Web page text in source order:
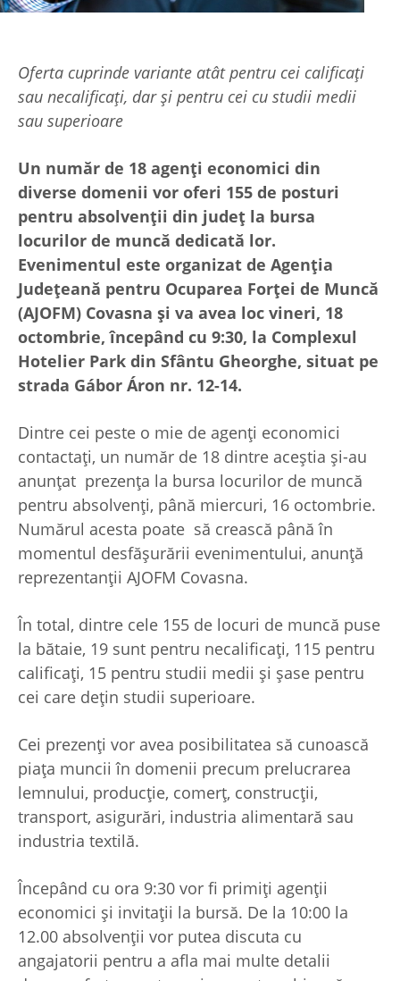
Oferta cuprinde variante atât pentru cei calificați
sau necalificați, dar și pentru cei cu studii medii
sau superioare
Un număr de 18 agenți economici din
diverse domenii vor oferi 155 de posturi
pentru absolvenții din județ la bursa
locurilor de muncă dedicată lor.
Evenimentul este organizat de Agenţia
Judeţeană pentru Ocuparea Forţei de Muncă
(AJOFM) Covasna și va avea loc vineri, 18
octombrie, începând cu 9:30, la Complexul
Hotelier Park din Sfântu Gheorghe, situat pe
strada Gábor Áron nr. 12-14.
Dintre cei peste o mie de agenți economici
contactați, un număr de 18 dintre aceștia și-au
anunțat prezența la bursa locurilor de muncă
pentru absolvenți, până miercuri, 16 octombrie.
Numărul acesta poate să crească până în
momentul desfășurării evenimentului, anunță
reprezentanții AJOFM Covasna.
În total, dintre cele 155 de locuri de muncă puse
la bătaie, 19 sunt pentru necalificați, 115 pentru
calificați, 15 pentru studii medii și șase pentru
cei care dețin studii superioare.
Cei prezenți vor avea posibilitatea să cunoască
piața muncii în domenii precum prelucrarea
lemnului, producție, comerț, construcții,
transport, asigurări, industria alimentară sau
industria textilă.
Începând cu ora 9:30 vor fi primiți agenții
economici și invitații la bursă. De la 10:00 la
12.00 absolvenții vor putea discuta cu
angajatorii pentru a afla mai multe detalii